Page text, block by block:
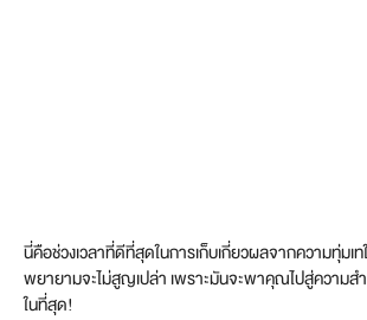
นี่คือช่วงเวลาที่ดีที่สุดในการเก็บเกี่ยวผลจากความทุ่ม
พยายามจะไม่สูญเปล่า เพราะมันจะพาคุณไปสู่ความสำ
ในที่สุด!